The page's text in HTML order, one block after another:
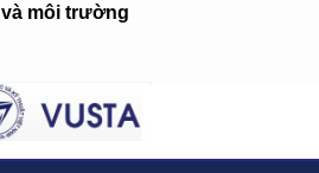
và môi trường